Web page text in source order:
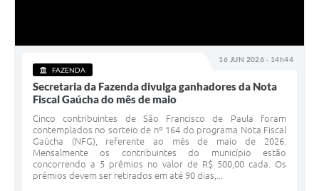
16 JUN 2026 - 14h44
FAZENDA
Secretaria da Fazenda divulga ganhadores da Nota
Fiscal Gaúcha do mês de maio
Cinco contribuintes de São Francisco de Paula foram
contemplados no sorteio de nº 164 do programa Nota Fiscal
Gaúcha (NFG), referente ao mês de maio de 2026.
Mensalmente os contribuintes do município estão
concorrendo a 5 prêmios no valor de R$ 500,00 cada. Os
prêmios devem ser retirados em até 90 dias,...